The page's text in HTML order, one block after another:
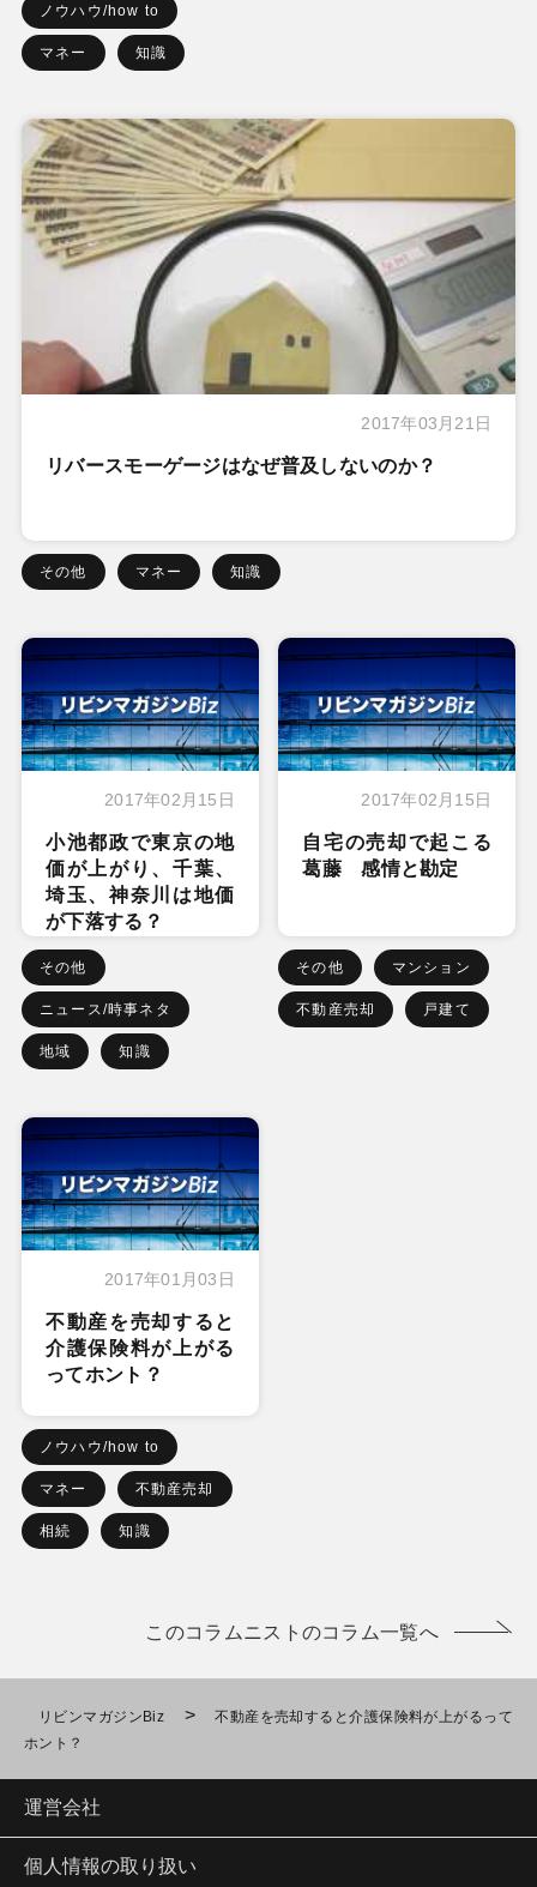
ノウハウ/how to
マネー 知識
2017年03月21日
リバースモーゲージはなぜ普及しないのか？
その他 マネー 知識
2017年02月15日
小池都政で東京の地
価が上がり、千葉、
埼玉、神奈川は地価
が下落する？
その他
ニュース/時事ネタ
地域 知識
2017年02月15日
自宅の売却で起こる
葛藤 感情と勘定
その他 マンション
不動産売却 戸建て
2017年01月03日
不動産を売却すると
介護保険料が上がる
ってホント？
ノウハウ/how to
マネー 不動産売却
相続 知識
このコラムニストのコラム一覧へ
リビンマガジンBiz >
不動産を売却すると介護保険料が上がるって
ホント？
運営会社
個人情報の取り扱い